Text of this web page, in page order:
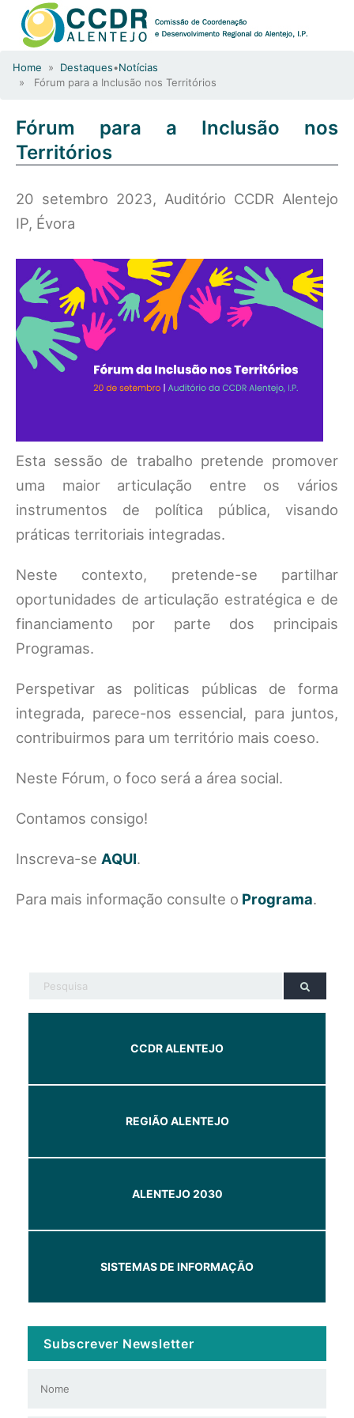
Home » Destaques•Notícias
» Fórum para a Inclusão nos Territórios
Fórum para a Inclusão nos
Territórios
20 setembro 2023, Auditório CCDR Alentejo
IP, Évora
Esta sessão de trabalho pretende promover
uma maior articulação entre os vários
instrumentos de política pública, visando
práticas territoriais integradas.
Neste contexto, pretende-se partilhar
oportunidades de articulação estratégica e de
financiamento por parte dos principais
Programas.
Perspetivar as politicas públicas de forma
integrada, parece-nos essencial, para juntos,
contribuirmos para um território mais coeso.
Neste Fórum, o foco será a área social.
Contamos consigo!
Inscreva-se AQUI.
Para mais informação consulte o Programa.
CCDR ALENTEJO
REGIÃO ALENTEJO
ALENTEJO 2030
SISTEMAS DE INFORMAÇÃO
Subscrever Newsletter